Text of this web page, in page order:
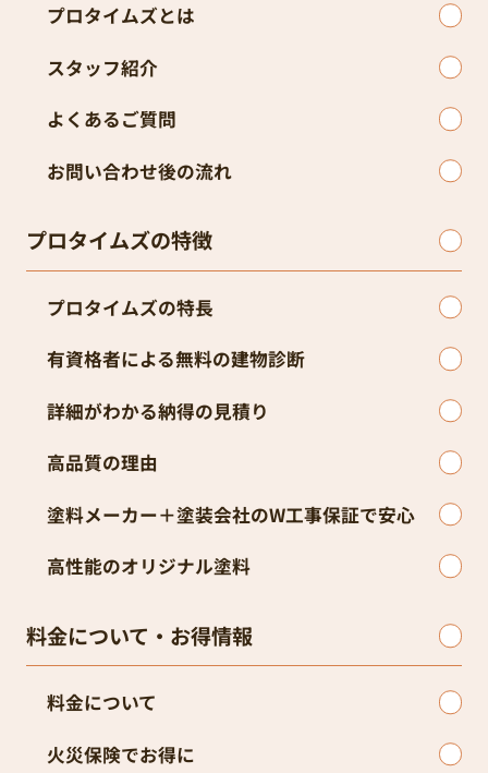
プロタイムズとは
スタッフ紹介
よくあるご質問
お問い合わせ後の流れ
プロタイムズの特徴
プロタイムズの特長
有資格者による無料の建物診断
詳細がわかる納得の見積り
高品質の理由
塗料メーカー＋塗装会社のW工事保証で安心
高性能のオリジナル塗料
料金について・お得情報
料金について
火災保険でお得に